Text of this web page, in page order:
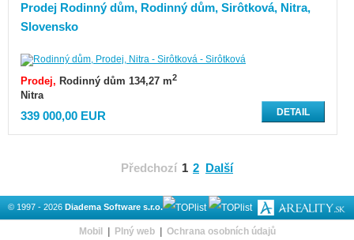
Prodej Rodinný dům, Rodinný dům, Sirôtková, Nitra,
Slovensko
Prodej Rodinný dům 134,27 m2
Nitra
DETAIL
339 000,00 EUR
Předchozí 1 2 Další
© 1997 - 2026 Diadema Software s.r.o.
Mobil Plný web| Ochrana osobních údajů